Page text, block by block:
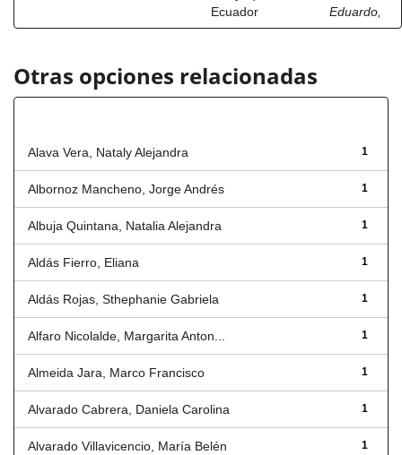
Ecuador
Eduardo,
Otras opciones relacionadas
1
Alava Vera, Nataly Alejandra
1
Albornoz Mancheno, Jorge Andrés
1
Albuja Quintana, Natalia Alejandra
1
Aldás Fierro, Eliana
1
Aldás Rojas, Sthephanie Gabriela
1
Alfaro Nicolalde, Margarita Anton...
1
Almeida Jara, Marco Francisco
1
Alvarado Cabrera, Daniela Carolina
1
Alvarado Villavicencio, María Belén